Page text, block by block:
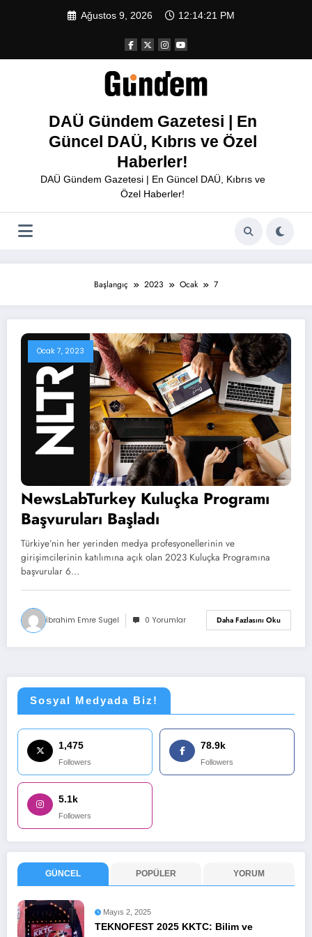
Ağustos 9, 2026 12:14:21 PM
DAÜ Gündem Gazetesi | En
Güncel DAÜ, Kıbrıs ve Özel
Haberler!
DAÜ Gündem Gazetesi | En Güncel DAÜ, Kıbrıs ve
Özel Haberler!
Başlangıç 2023 Ocak 7
Ocak 7, 2023
NewsLabTurkey Kuluçka Programı
Başvuruları Başladı
Türkiye’nin her yerinden medya profesyonellerinin ve
girişimcilerinin katılımına açık olan 2023 Kuluçka Programına
başvurular 6…
İbrahim Emre Sugel 0 Yorumlar Daha Fazlasını Oku
Sosyal Medyada Biz!
1,475
Followers
78.9k
Followers
5.1k
Followers
GÜNCEL POPÜLER YORUM
Mayıs 2, 2025
TEKNOFEST 2025 KKTC: Bilim ve